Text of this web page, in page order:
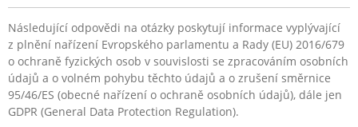
Následující odpovědi na otázky poskytují informace vyplývající
z plnění nařízení Evropského parlamentu a Rady (EU) 2016/679
o ochraně fyzických osob v souvislosti se zpracováním osobních
údajů a o volném pohybu těchto údajů a o zrušení směrnice
95/46/ES (obecné nařízení o ochraně osobních údajů), dále jen
GDPR (General Data Protection Regulation).